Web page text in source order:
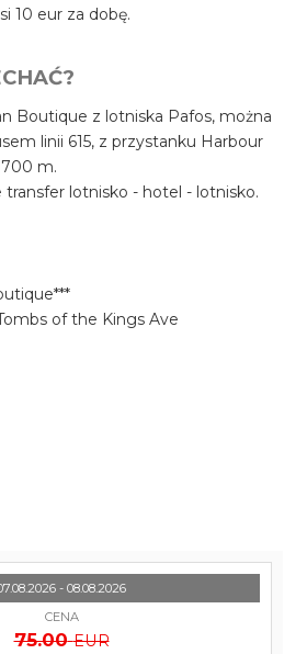
10 eur za dobę.
Boutique z lotniska Pafos, można
linii 615, z przystanku Harbour
700 m.
lotnisko - hotel - lotnisko.
of the Kings Ave
- 08.08.2026
CENA
75.00 EUR